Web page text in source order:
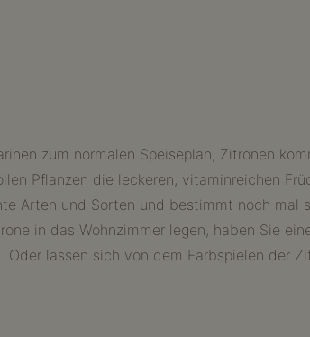
zum normalen Speiseplan, Zitronen
Pflanzen die leckeren, vitaminreichen
Arten und Sorten und bestimmt noch mal
in das Wohnzimmer legen, haben Sie
lassen sich von dem Farbspielen der